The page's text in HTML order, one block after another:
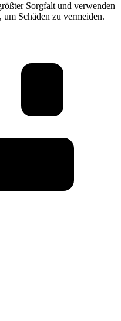
Sorgfalt und verwenden
Schäden zu vermeiden.